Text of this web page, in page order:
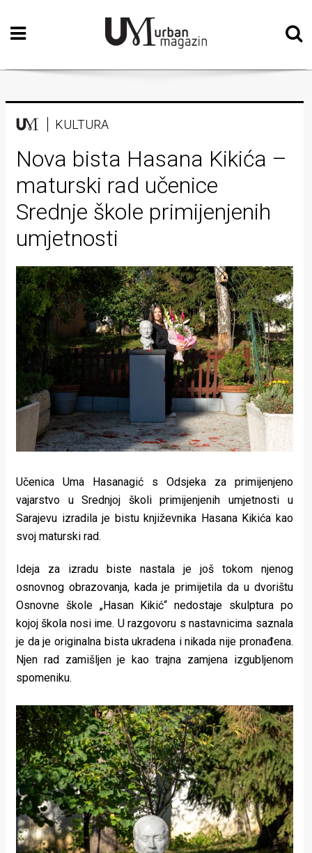
Početna
Vizualne
Teatar
Književnost
Muzika
Film
Intervju
Kolumne
Kultura
Lifestyle
Beauty
Fashion
Zdravlje
Za
Život
u
koje
rade
Urban
Aktivizam
Aktuelnosti
Promo
About
Urban
KULTURA
Nova bista Hasana Kikića –
maturski rad učenice
Srednje škole primijenjenih
umjetnosti
Učenica Uma Hasanagić s Odsjeka za primijenjeno
vajarstvo u Srednjoj školi primijenjenih umjetnosti u
Sarajevu izradila je bistu književnika Hasana Kikića kao
svoj maturski rad.
Ideja za izradu biste nastala je još tokom njenog
osnovnog obrazovanja, kada je primijetila da u dvorištu
Osnovne škole „Hasan Kikić“ nedostaje skulptura po
kojoj škola nosi ime. U razgovoru s nastavnicima saznala
je da je originalna bista ukradena i nikada nije pronađena.
Njen rad zamišljen je kao trajna zamjena izgubljenom
spomeniku.